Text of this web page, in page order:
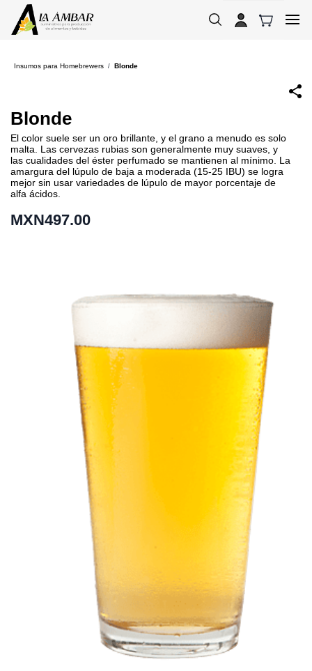
Skip to
main
content
Insumos para Homebrewers / Blonde
Blonde
El color suele ser un oro brillante, y el grano a menudo es solo
malta. Las cervezas rubias son generalmente muy suaves, y
las cualidades del éster perfumado se mantienen al mínimo. La
amargura del lúpulo de baja a moderada (15-25 IBU) se logra
mejor sin usar variedades de lúpulo de mayor porcentaje de
alfa ácidos.
MXN497.00